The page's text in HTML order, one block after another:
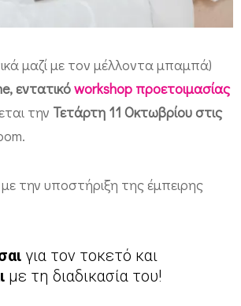
μαζί με τον μέλλοντα μπαμπά)
εντατικόworkshop προετοιμασίας
την Τετάρτη 11 Οκτωβρίου στις
την υποστήριξη της έμπειρης
για τον τοκετό και
με τη διαδικασία του!